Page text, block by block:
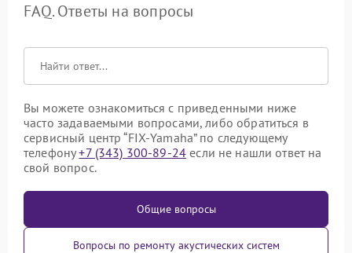
FAQ. Ответы на вопросы
Вы можете ознакомиться с приведенными ниже
часто задаваемыми вопросами, либо обратиться в
сервисный центр “FIX-Yamaha” по следующему
телефону+7 (343) 300-89-24 если не нашли ответ на
свой вопрос.
Общие вопросы
Вопросы по ремонту акустических систем